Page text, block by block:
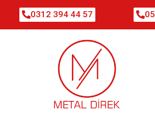
0312 394 44 57